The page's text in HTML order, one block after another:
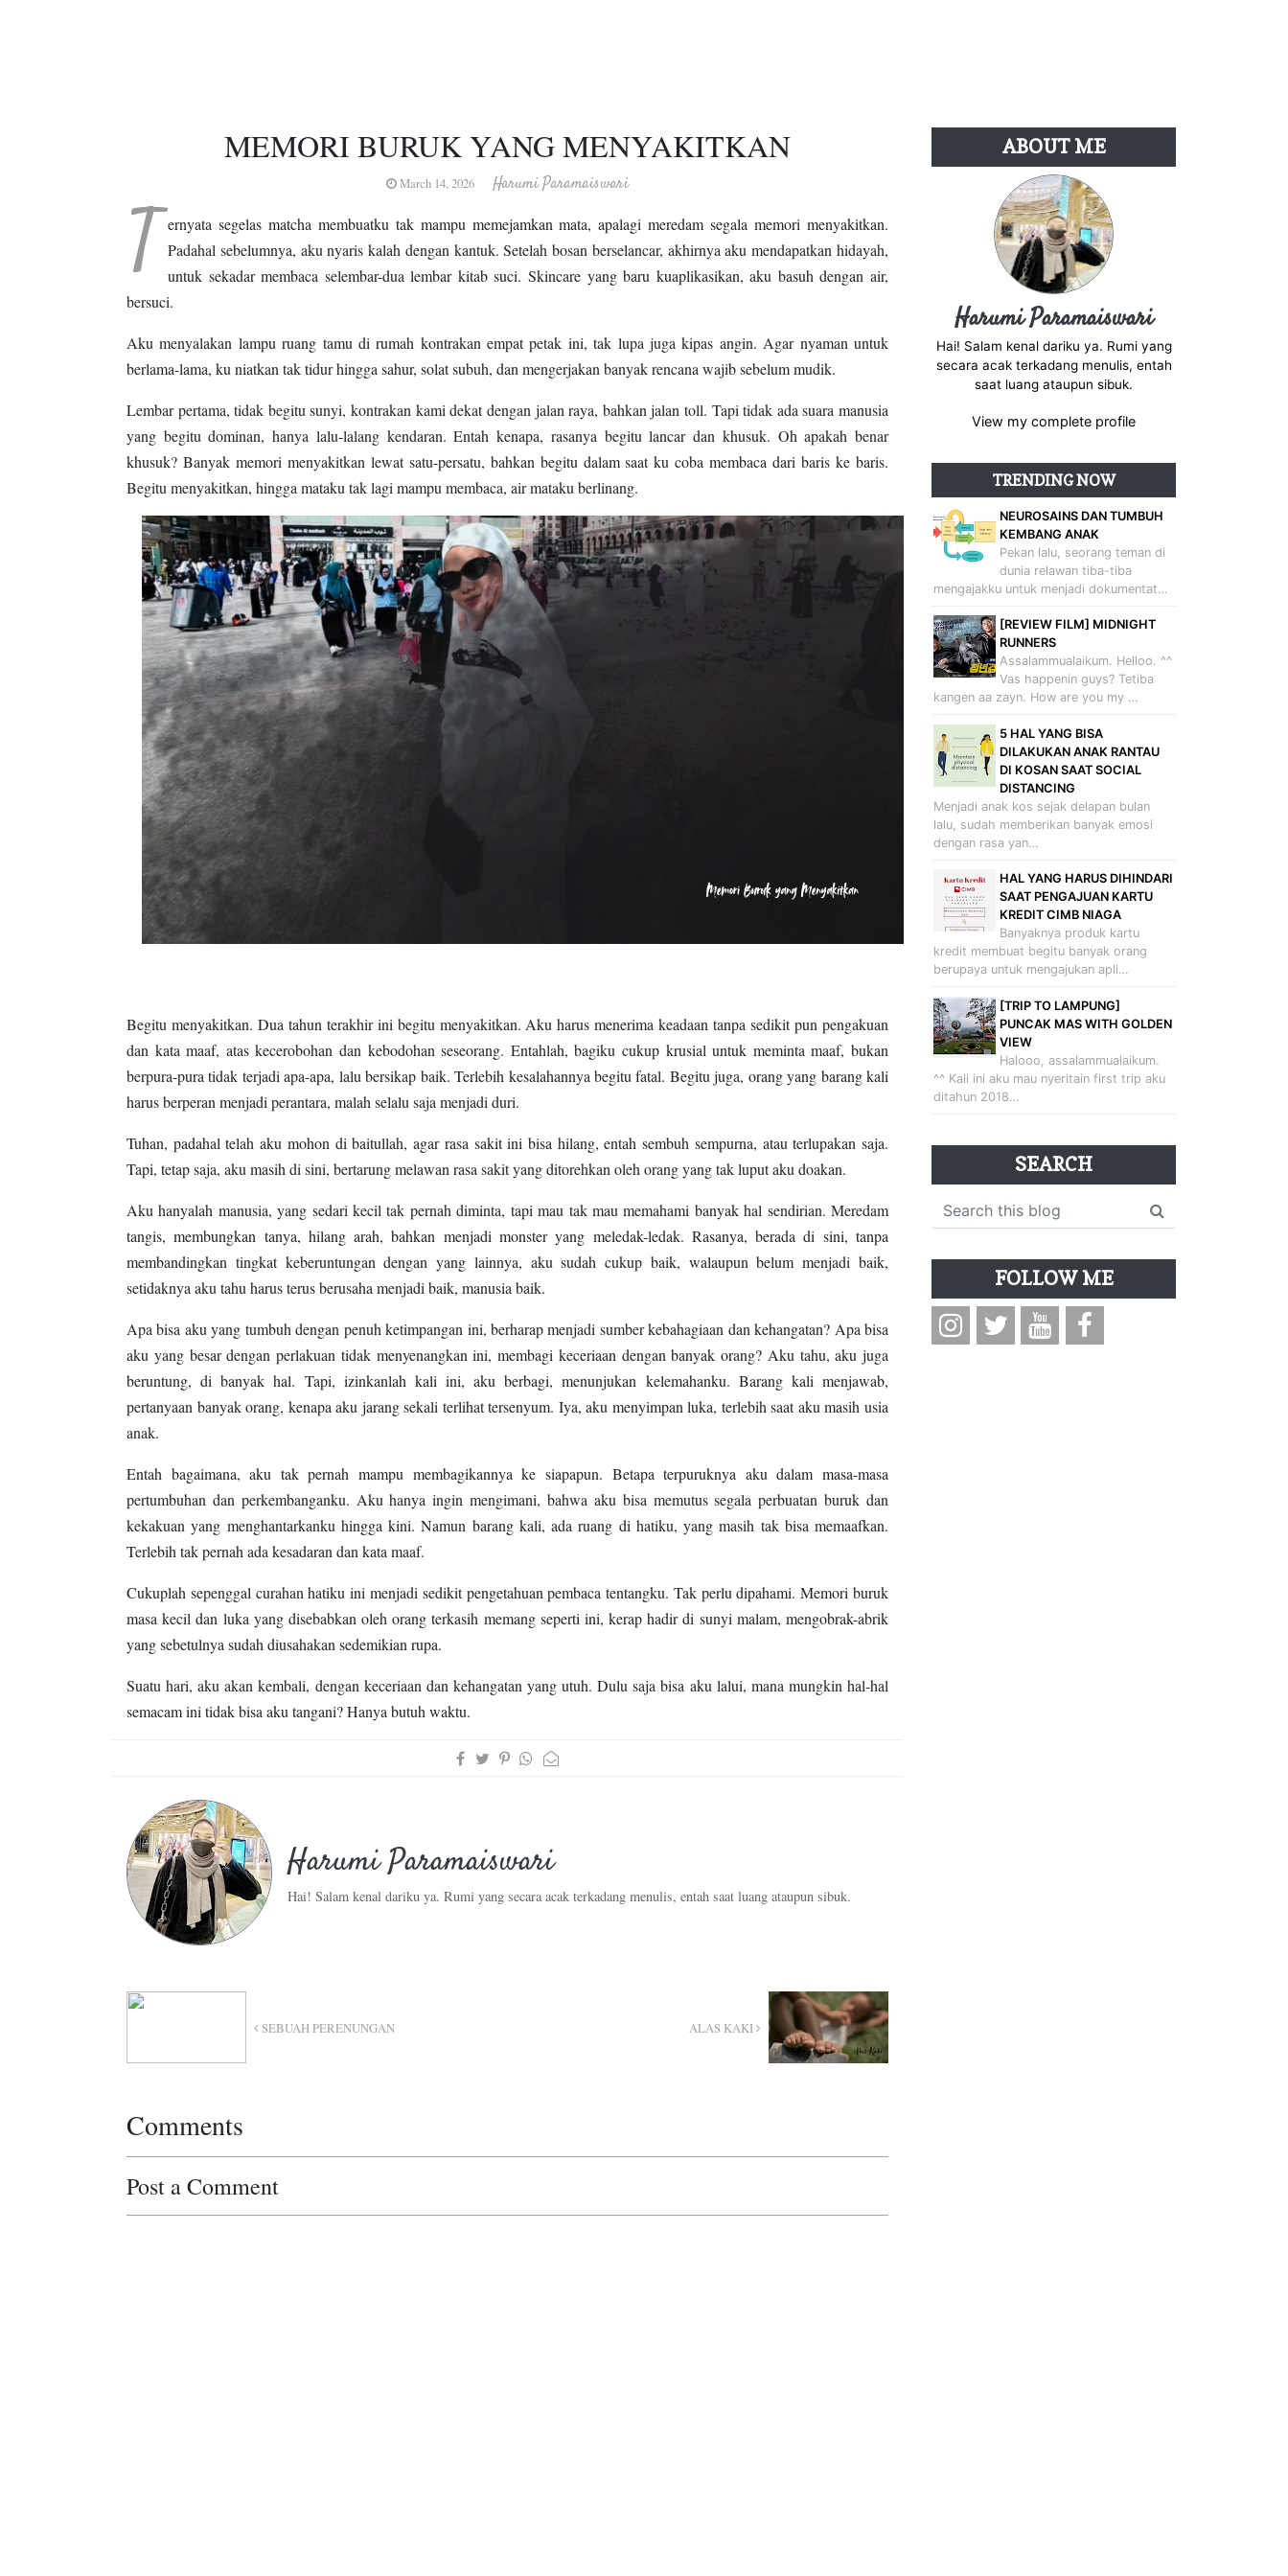
MEMORI BURUK YANG MENYAKITKAN
March 14, 2026 Harumi Paramaiswari
T ernyata segelas matcha membuatku tak mampu memejamkan mata, apalagi meredam segala memori menyakitkan.
Padahal sebelumnya, aku nyaris kalah dengan kantuk. Setelah bosan berselancar, akhirnya aku mendapatkan hidayah,
untuk sekadar membaca selembar-dua lembar kitab suci. Skincare yang baru kuaplikasikan, aku basuh dengan air,
bersuci.
Aku menyalakan lampu ruang tamu di rumah kontrakan empat petak ini, tak lupa juga kipas angin. Agar nyaman untuk
berlama-lama, ku niatkan tak tidur hingga sahur, solat subuh, dan mengerjakan banyak rencana wajib sebelum mudik.
Lembar pertama, tidak begitu sunyi, kontrakan kami dekat dengan jalan raya, bahkan jalan toll. Tapi tidak ada suara manusia
yang begitu dominan, hanya lalu-lalang kendaran. Entah kenapa, rasanya begitu lancar dan khusuk. Oh apakah benar
khusuk? Banyak memori menyakitkan lewat satu-persatu, bahkan begitu dalam saat ku coba membaca dari baris ke baris.
Begitu menyakitkan, hingga mataku tak lagi mampu membaca, air mataku berlinang.
Begitu menyakitkan. Dua tahun terakhir ini begitu menyakitkan. Aku harus menerima keadaan tanpa sedikit pun pengakuan
dan kata maaf, atas kecerobohan dan kebodohan seseorang. Entahlah, bagiku cukup krusial untuk meminta maaf, bukan
berpura-pura tidak terjadi apa-apa, lalu bersikap baik. Terlebih kesalahannya begitu fatal. Begitu juga, orang yang barang kali
harus berperan menjadi perantara, malah selalu saja menjadi duri.
Tuhan, padahal telah aku mohon di baitullah, agar rasa sakit ini bisa hilang, entah sembuh sempurna, atau terlupakan saja.
Tapi, tetap saja, aku masih di sini, bertarung melawan rasa sakit yang ditorehkan oleh orang yang tak luput aku doakan.
Aku hanyalah manusia, yang sedari kecil tak pernah diminta, tapi mau tak mau memahami banyak hal sendirian. Meredam
tangis, membungkan tanya, hilang arah, bahkan menjadi monster yang meledak-ledak. Rasanya, berada di sini, tanpa
membandingkan tingkat keberuntungan dengan yang lainnya, aku sudah cukup baik, walaupun belum menjadi baik,
setidaknya aku tahu harus terus berusaha menjadi baik, manusia baik.
Apa bisa aku yang tumbuh dengan penuh ketimpangan ini, berharap menjadi sumber kebahagiaan dan kehangatan? Apa bisa
aku yang besar dengan perlakuan tidak menyenangkan ini, membagi keceriaan dengan banyak orang? Aku tahu, aku juga
beruntung, di banyak hal. Tapi, izinkanlah kali ini, aku berbagi, menunjukan kelemahanku. Barang kali menjawab,
pertanyaan banyak orang, kenapa aku jarang sekali terlihat tersenyum. Iya, aku menyimpan luka, terlebih saat aku masih usia
anak.
Entah bagaimana, aku tak pernah mampu membagikannya ke siapapun. Betapa terpuruknya aku dalam masa-masa
pertumbuhan dan perkembanganku. Aku hanya ingin mengimani, bahwa aku bisa memutus segala perbuatan buruk dan
kekakuan yang menghantarkanku hingga kini. Namun barang kali, ada ruang di hatiku, yang masih tak bisa memaafkan.
Terlebih tak pernah ada kesadaran dan kata maaf.
Cukuplah sepenggal curahan hatiku ini menjadi sedikit pengetahuan pembaca tentangku. Tak perlu dipahami. Memori buruk
masa kecil dan luka yang disebabkan oleh orang terkasih memang seperti ini, kerap hadir di sunyi malam, mengobrak-abrik
yang sebetulnya sudah diusahakan sedemikian rupa.
Suatu hari, aku akan kembali, dengan keceriaan dan kehangatan yang utuh. Dulu saja bisa aku lalui, mana mungkin hal-hal
semacam ini tidak bisa aku tangani? Hanya butuh waktu.
Harumi Paramaiswari
Hai! Salam kenal dariku ya. Rumi yang secara acak terkadang menulis, entah saat luang ataupun sibuk.
SEBUAH PERENUNGAN ALAS KAKI
Comments
Post a Comment
ABOUT ME
Harumi Paramaiswari
Hai! Salam kenal dariku ya. Rumi yang
secara acak terkadang menulis, entah
saat luang ataupun sibuk.
View my complete profile
TRENDING NOW
NEUROSAINS DAN TUMBUH
KEMBANG ANAK
Pekan lalu, seorang teman di
dunia relawan tiba-tiba
mengajakku untuk menjadi dokumentat…
[REVIEW FILM] MIDNIGHT
RUNNERS
Assalammualaikum. Helloo. ^^
Vas happenin guys? Tetiba
kangen aa zayn. How are you my …
5 HAL YANG BISA
DILAKUKAN ANAK RANTAU
DI KOSAN SAAT SOCIAL
DISTANCING
Menjadi anak kos sejak delapan bulan
lalu, sudah memberikan banyak emosi
dengan rasa yan…
HAL YANG HARUS DIHINDARI
SAAT PENGAJUAN KARTU
KREDIT CIMB NIAGA
Banyaknya produk kartu
kredit membuat begitu banyak orang
berupaya untuk mengajukan apli…
[TRIP TO LAMPUNG]
PUNCAK MAS WITH GOLDEN
VIEW
Halooo, assalammualaikum.
^^ Kali ini aku mau nyeritain first trip aku
ditahun 2018…
SEARCH
FOLLOW ME